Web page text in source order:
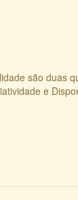
são duas
e